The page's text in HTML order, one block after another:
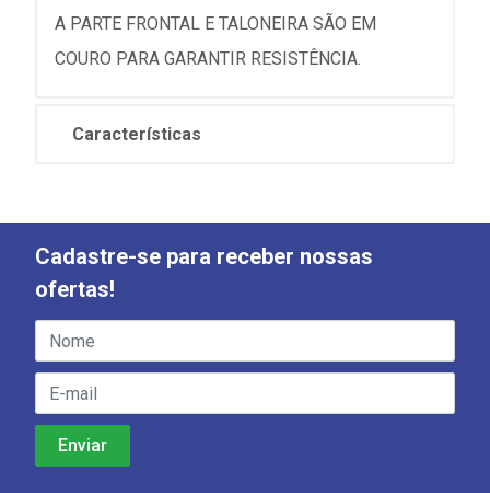
A PARTE FRONTAL E TALONEIRA SÃO EM
COURO PARA GARANTIR RESISTÊNCIA.
Características
Cadastre-se para receber nossas
ofertas!